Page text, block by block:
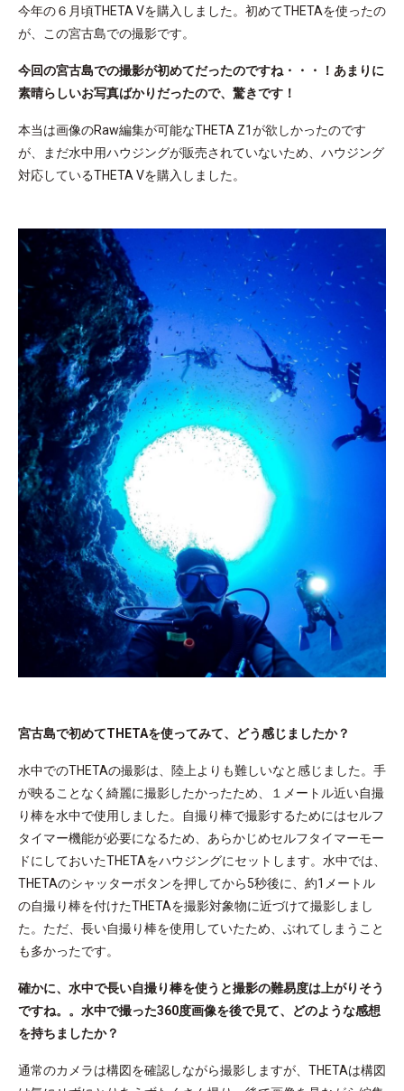
今年の６月頃THETA Vを購入しました。初めてTHETAを使ったの
が、この宮古島での撮影です。
今回の宮古島での撮影が初めてだったのですね・・・！あまりに
素晴らしいお写真ばかりだったので、驚きです！
本当は画像のRaw編集が可能なTHETA Z1が欲しかったのです
が、まだ水中用ハウジングが販売されていないため、ハウジング
対応しているTHETA Vを購入しました。
宮古島で初めてTHETAを使ってみて、どう感じましたか？
水中でのTHETAの撮影は、陸上よりも難しいなと感じました。手
が映ることなく綺麗に撮影したかったため、１メートル近い自撮
り棒を水中で使用しました。自撮り棒で撮影するためにはセルフ
タイマー機能が必要になるため、あらかじめセルフタイマーモー
ドにしておいたTHETAをハウジングにセットします。水中では、
THETAのシャッターボタンを押してから5秒後に、約1メートル
の自撮り棒を付けたTHETAを撮影対象物に近づけて撮影しまし
た。ただ、長い自撮り棒を使用していたため、ぶれてしまうこと
も多かったです。
確かに、水中で長い自撮り棒を使うと撮影の難易度は上がりそう
ですね。。水中で撮った360度画像を後で見て、どのような感想
を持ちましたか？
通常のカメラは構図を確認しながら撮影しますが、THETAは構図